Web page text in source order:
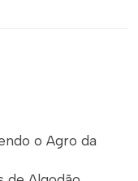
o Agro da